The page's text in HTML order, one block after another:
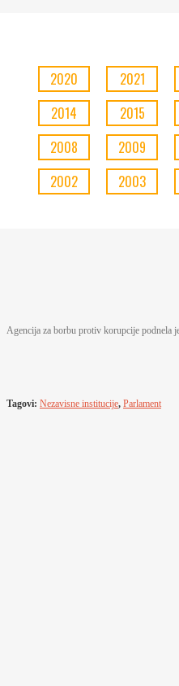
2021
2020
2015
2014
2009
2008
2003
2002
Agencija za borbu protiv korupcije podnela
Tagovi: Nezavisne institucije, Parlament